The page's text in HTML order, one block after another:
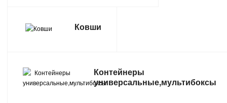
Ковши
Контейнеры
универсальные,мультибоксы